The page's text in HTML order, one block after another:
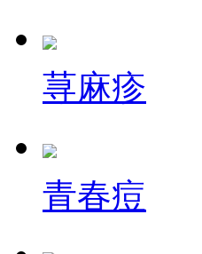
荨麻疹
青春痘